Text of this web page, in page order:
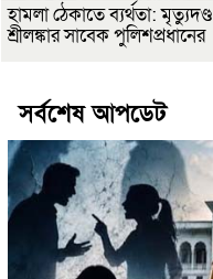
হামলা ঠেকাতে ব্যর্থতা: মৃত্যুদণ্ড
শ্রীলঙ্কার সাবেক পুলিশপ্রধানের
সর্বশেষ আপডেট